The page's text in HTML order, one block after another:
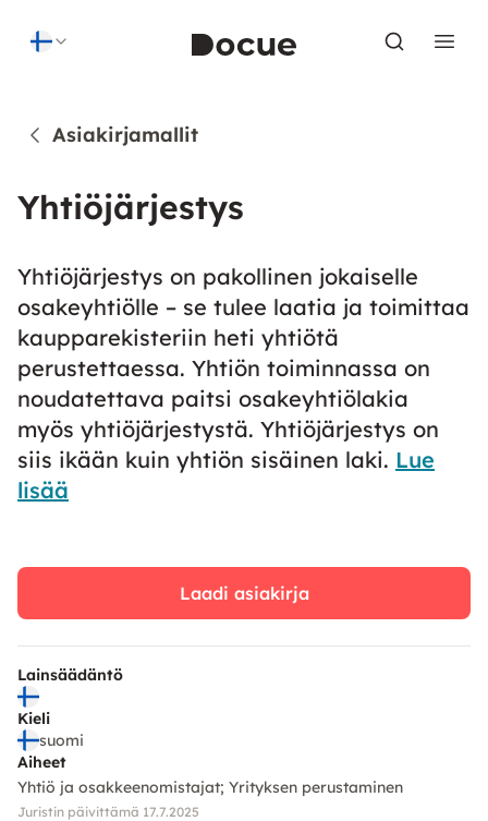
Asiakirjamallit
Yhtiöjärjestys
Yhtiöjärjestys on pakollinen jokaiselle
osakeyhtiölle – se tulee laatia ja toimittaa
kaupparekisteriin heti yhtiötä
perustettaessa. Yhtiön toiminnassa on
noudatettava paitsi osakeyhtiölakia
myös yhtiöjärjestystä. Yhtiöjärjestys on
siis ikään kuin yhtiön sisäinen laki. Lue
lisää
Lainsäädäntö
Kieli
suomi
Aiheet
Yhtiö ja osakkeenomistajat Yrityksen perustaminen
Juristin päivittämä 17.7.2025
Laadi asiakirja